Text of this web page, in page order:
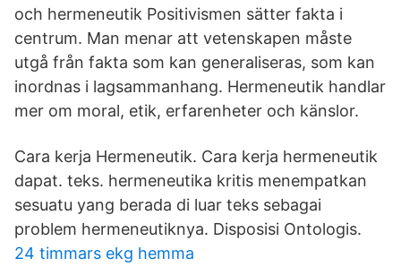
och hermeneutik Positivismen sätter fakta i
centrum. Man menar att vetenskapen måste
utgå från fakta som kan generaliseras, som kan
inordnas i lagsammanhang. Hermeneutik handlar
mer om moral, etik, erfarenheter och känslor.
Cara kerja Hermeneutik. Cara kerja hermeneutik
dapat. teks. hermeneutika kritis menempatkan
sesuatu yang berada di luar teks sebagai
problem hermeneutiknya. Disposisi Ontologis.
24 timmars ekg hemma